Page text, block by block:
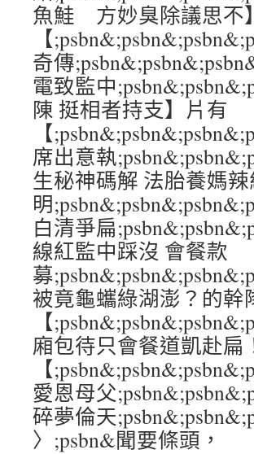
魚鮭 方妙臭除議思不
【
奇傳
電致監中
陳 挺相者持支】片有
【
席出意執
生秘神碼解 法胎養媽辣
明
白清爭扁
線紅監中踩沒 會餐款
募
被竟龜蠵綠湖澎？的幹
【
廂包待只會餐道凱赴扁
【
愛恩母父
碎夢倫天
〉;psbn&聞要條頭，